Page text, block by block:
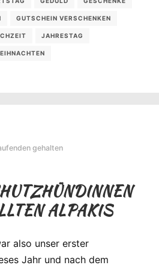
GUTSCHEIN VERSCHENKEN
JAHRESTAG
gehalten
ALPAKIS
also unser erster
Jahr und nach dem